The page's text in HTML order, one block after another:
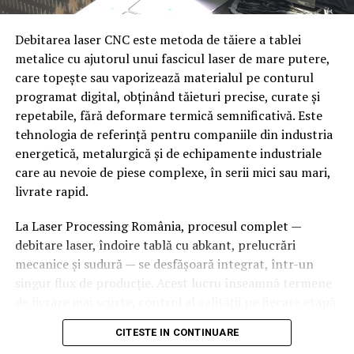
Alezare de precizie
— pentru lagăre și
componente care necesită toleranțe strânse
Rectificare— pentru finisaje de suprafață și
toleranțe dimensionale finale
Aceste capacități permit Popeci Utilaj Greu Craiova să
producă atât piese individuale, unicat, cât și
componente în serii mici pentru proiecte industriale de
amploare.
și echipamente industriale
Mecano-sudura este procesul prin care componente
complete — structuri metalice, cadre, rezervoare,
Criterii de alegere a tipului de
convenior
Tipul mărfii— paleți, cutii, produse în vrac,
componente industriale
Greutatea și dimensiunea
benzii, distanța dintre role sau tipul lanțului
Viteza de transport necesară— flux continuu sau
acumulare (buffer)
Mediul de lucru— temperaturi, praf, umiditate,
Debitarea laser CNC este metoda de tăiere a tablei
metalice cu ajutorul unui fascicul laser de mare putere,
care topește sau vaporizează materialul pe conturul
programat digital, obținând tăieturi precise, curate și
repetabile, fără deformare termică semnificativă. Este
tehnologia de referință pentru companiile din industria
energetică, metalurgică și de echipamente industriale
care au nevoie de piese complexe, în serii mici sau mari,
livrate rapid.
La Laser Processing România, procesul complet —
debitare laser, îndoire tablă cu abkant, prelucrări
mecanice și sudură — se desfășoară integrat, într-un
singur flux de producție. Acest lucru înseamnă termene
și un singur interlocutor pentru întregul proiect, de la
desenul tehnic până la produsul finit, gata de montaj.
CITESTE IN CONTINUARE